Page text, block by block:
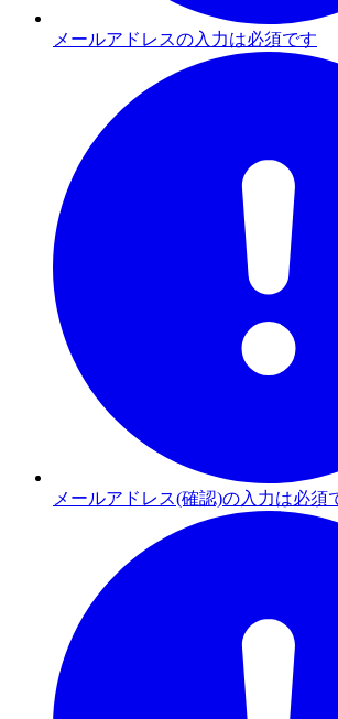
メールアドレスの入力は必須です
メールアドレス(確認)の入力は必須